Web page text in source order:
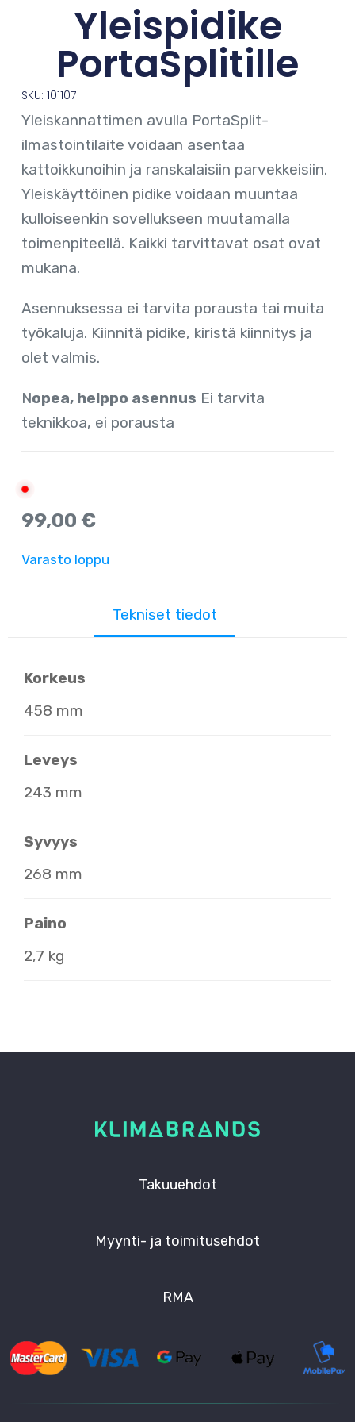
Yleispidike
PortaSplitille
SKU: 101107
Yleiskannattimen avulla PortaSplit-
ilmastointilaite voidaan asentaa
kattoikkunoihin ja ranskalaisiin parvekkeisiin.
Yleiskäyttöinen pidike voidaan muuntaa
kulloiseenkin sovellukseen muutamalla
toimenpiteellä. Kaikki tarvittavat osat ovat
mukana.
Asennuksessa ei tarvita porausta tai muita
työkaluja. Kiinnitä pidike, kiristä kiinnitys ja
olet valmis.
Nopea, helppo asennus Ei tarvita
teknikkoa, ei porausta
99,00 €
Varasto loppu
Tekniset tiedot
Korkeus
458 mm
Leveys
243 mm
Syvyys
268 mm
Paino
2,7 kg
Takuuehdot
Myynti- ja toimitusehdot
RMA